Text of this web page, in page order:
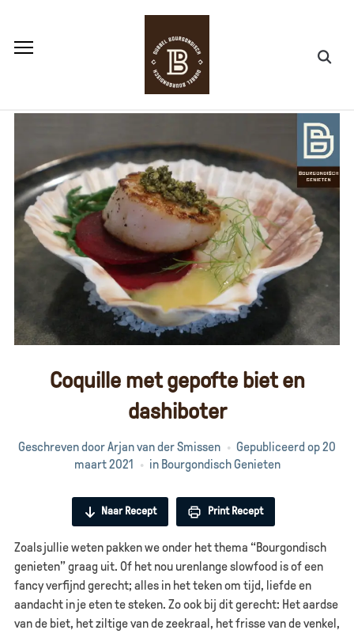
Coquille met gepofte biet en
dashiboter
Geschreven doorArjan van der Smissen Gepubliceerd op20
maart 2021
in Bourgondisch Genieten
Naar Recept Print Recept
Zoals jullie weten pakken we onder het thema “Bourgondisch
genieten” graag uit. Of het nou urenlange slowfood is of een
fancy verfijnd gerecht; alles in het teken om tijd, liefde en
aandacht in je eten te steken. Zo ook bij dit gerecht: Het aardse
van de biet, het ziltige van de zeekraal, het frisse van de venkel,